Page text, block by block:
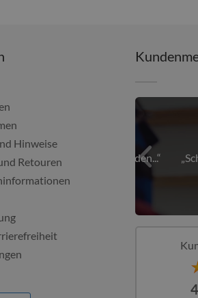
Hinweise
Retourenimmer über den...
Ulf, 04.08.2026
Schnelle